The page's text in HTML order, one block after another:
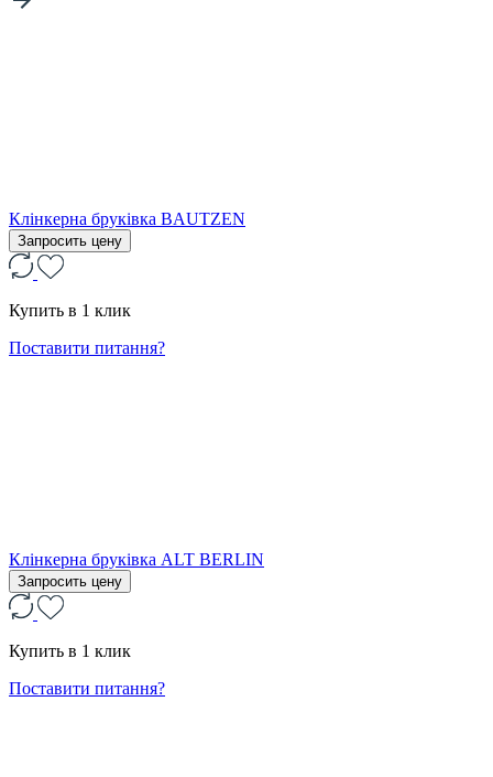
Клінкерна бруківка BAUTZEN
Запросить цену
Купить в 1 клик
Поставити питання?
Клінкерна бруківка ALT BERLIN
Запросить цену
Купить в 1 клик
Поставити питання?